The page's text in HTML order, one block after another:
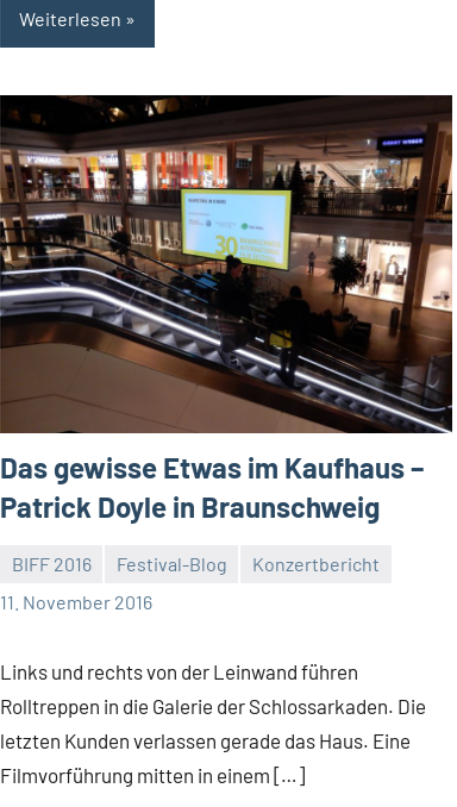
Weiterlesen
Das gewisse Etwas im Kaufhaus –
Patrick Doyle in Braunschweig
BIFF 2016 Festival-Blog
Konzertbericht
11. November 2016
Mike
Links und rechts von der Leinwand führen
Rolltreppen in die Galerie der Schlossarkaden. Die
letzten Kunden verlassen gerade das Haus. Eine
Filmvorführung mitten in einem […]